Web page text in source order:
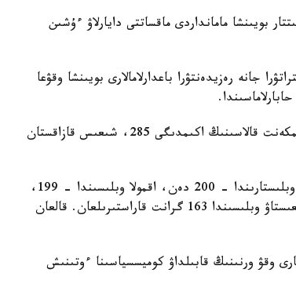
بويىنشا مامانداردى ماقساتتى دايارلاۋ ءۇشىن
جانە رەزيدەنتۋرا باعدارلامالارى بويىنشا وقۋعا
ەڭ كوپ گرانت استانا قالاسىندا قاراستىرىلعان - 303. شىمكەنت قالاسىنىڭ اكىمدىگى 285، شىعىس قازاقستان
باتىس قازاقستان وبلىسىندا – 211، اباي جانە تۇركىستان وبلىستارىندا – 200 دەن، اقمولا وبلىسىندا – 199،
قاراعاندى وبلىسىندا – 198، اتىراۋ وبلىسىندا – 187، ماڭعىستاۋ وبلىسىندا 163 گرانت قاراستىرىلعان. قالعان
وقۋ ورنىنىڭ قابىلداۋ كوميسسياسىنا ءوتىنىش